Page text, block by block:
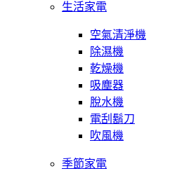
生活家電
空氣清淨機
除濕機
乾燥機
吸塵器
脫水機
電刮鬍刀
吹風機
季節家電